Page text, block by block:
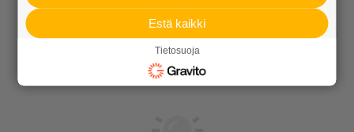
Referenssit
Tilaa uutiskirje
Estä kaikki
Tietosuoja